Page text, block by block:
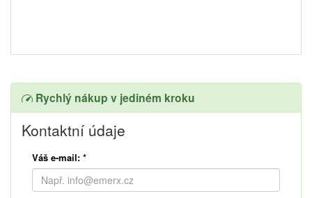
Rychlý nákup v jediném kroku
Kontaktní údaje
Váš e-mail: *